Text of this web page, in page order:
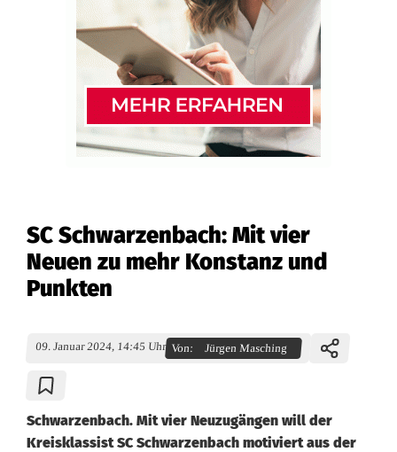
SC Schwarzenbach: Mit vier
Neuen zu mehr Konstanz und
Punkten
09. Januar 2024, 14:45 Uhr Von: Jürgen Masching
Schwarzenbach. Mit vier Neuzugängen will der
Kreisklassist SC Schwarzenbach motiviert aus der